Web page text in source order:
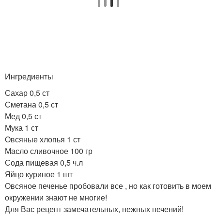
Ингредиенты
Сахар 0,5 ст
Сметана 0,5 ст
Мед 0,5 ст
Мука 1 ст
Овсяные хлопья 1 ст
Масло сливочное 100 гр
Сода пищевая 0,5 ч.л
Яйцо куриное 1 шт
Овсяное печенье пробовали все , но как готовить в моем
окружении знают не многие!
Для Вас рецепт замечательных, нежных печений!